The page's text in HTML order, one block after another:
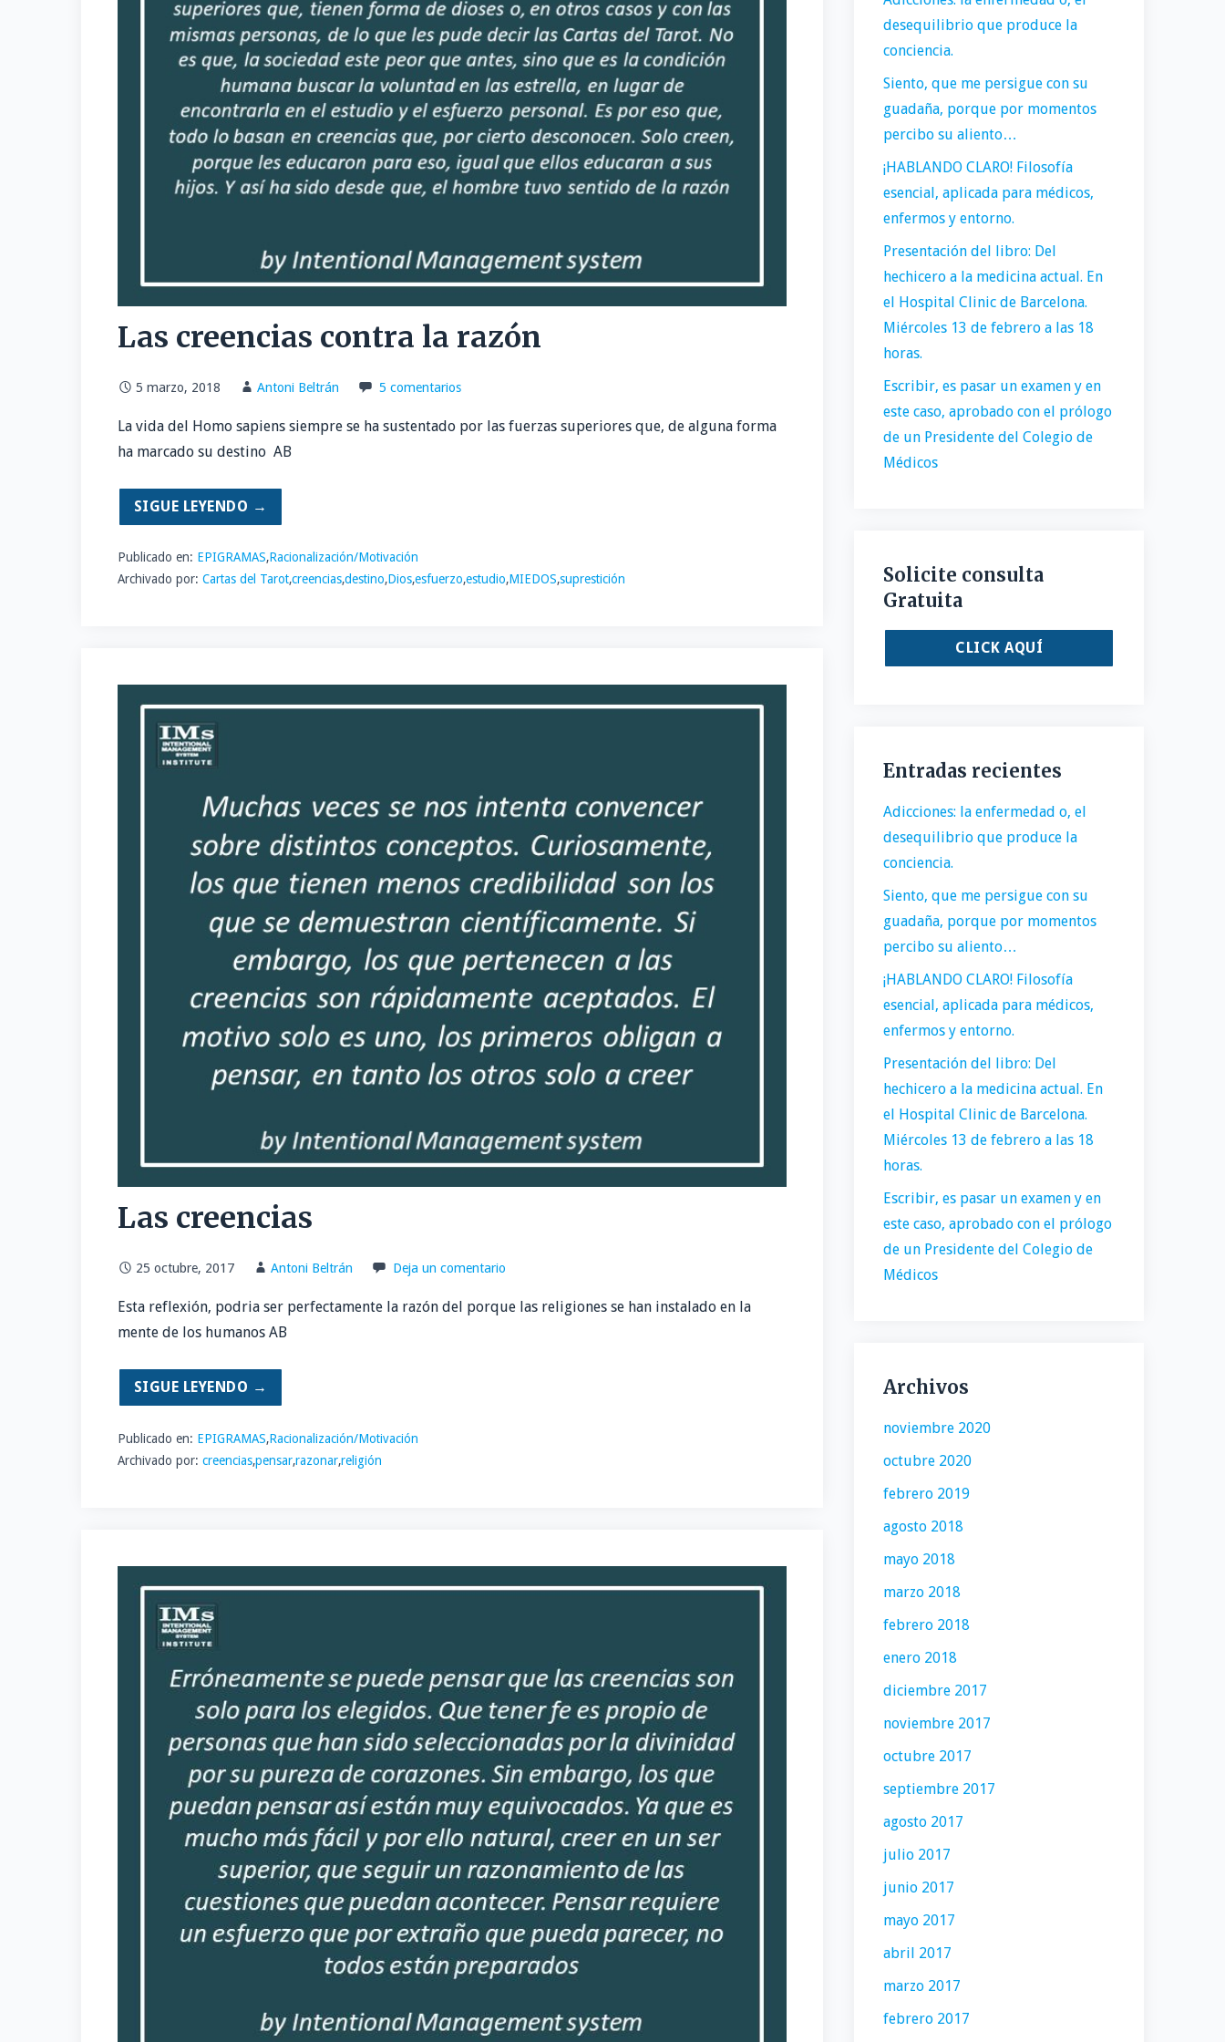
Las creencias contra la razón
5 marzo, 2018 Antoni Beltrán 5 comentarios
La vida del Homo sapiens siempre se ha sustentado por las fuerzas superiores que, de alguna forma
ha marcado su destino AB
SIGUE LEYENDO →
Publicado en: EPIGRAMAS,Racionalización/Motivación
Archivado por: Cartas del Tarot,creencias,destino,Dios,esfuerzo,estudio,MIEDOS,suprestición
Las creencias
25 octubre, 2017 Antoni Beltrán Deja un comentario
Esta reflexión, podria ser perfectamente la razón del porque las religiones se han instalado en la
mente de los humanos AB
SIGUE LEYENDO →
Publicado en: EPIGRAMAS,Racionalización/Motivación
Archivado por: creencias,pensar,razonar,religión
desequilibrio que produce la
conciencia.
Siento, que me persigue con su
guadaña, porque por momentos
percibo su aliento…
¡HABLANDO CLARO! Filosofía
esencial, aplicada para médicos,
enfermos y entorno.
Presentación del libro: Del
hechicero a la medicina actual. En
el Hospital Clinic de Barcelona.
Miércoles 13 de febrero a las 18
horas.
Escribir, es pasar un examen y en
este caso, aprobado con el prólogo
de un Presidente del Colegio de
Médicos
Solicite consulta
Gratuita
CLICK AQUÍ
Entradas recientes
Adicciones: la enfermedad o, el
desequilibrio que produce la
conciencia.
Siento, que me persigue con su
guadaña, porque por momentos
percibo su aliento…
¡HABLANDO CLARO! Filosofía
esencial, aplicada para médicos,
enfermos y entorno.
Presentación del libro: Del
hechicero a la medicina actual. En
el Hospital Clinic de Barcelona.
Miércoles 13 de febrero a las 18
horas.
Escribir, es pasar un examen y en
este caso, aprobado con el prólogo
de un Presidente del Colegio de
Médicos
Archivos
noviembre 2020
octubre 2020
febrero 2019
agosto 2018
mayo 2018
marzo 2018
febrero 2018
enero 2018
diciembre 2017
noviembre 2017
octubre 2017
septiembre 2017
agosto 2017
julio 2017
junio 2017
mayo 2017
abril 2017
marzo 2017
febrero 2017